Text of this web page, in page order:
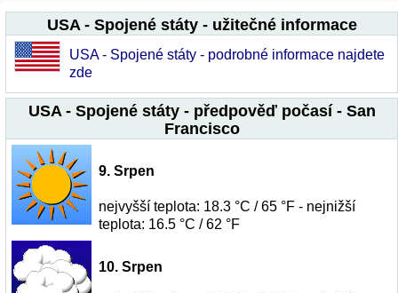
USA - Spojené státy - užitečné informace
USA - Spojené státy - podrobné informace najdete
zde
USA - Spojené státy - předpověď počasí - San
Francisco
9. Srpen
nejvyšší teplota: 18.3 °C / 65 °F - nejnižší
teplota: 16.5 °C / 62 °F
10. Srpen